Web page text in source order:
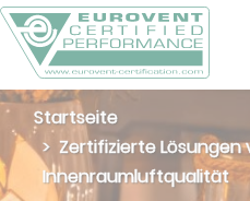
Startseite
Zertifizierte Lösungen
Innenraumluftqualität